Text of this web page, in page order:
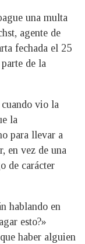
una multa
agente de
fechada el 25
de la
vio la
la
para llevar a
en vez de una
de carácter
hablando en
esto?»
haber alguien